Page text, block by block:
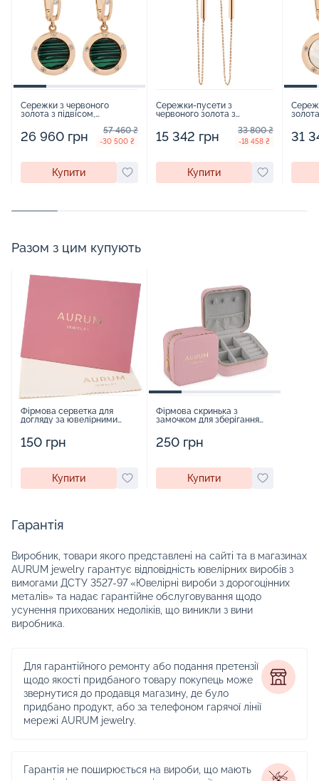
Сережки з червоного
золота з підвісом,
1469321
26 960 грн 57 460 ₴
-30 500 ₴
Купити
Сережки-пусети з
червоного золота з
1503442
15 342 грн 33 800 ₴
-18 458 ₴
Купити
31
Разом з цим купують
Фірмова серветка для
догляду за ювелірними
150 грн
Купити
Фірмова скринька з
замочком для зберігання
250 грн
Купити
Гарантія
Виробник, товари якого представлені на сайті та в магазинах
AURUM jewelry гарантує відповідність ювелірних виробів з
вимогами ДСТУ 3527-97 «Ювелірні вироби з дорогоцінних
металів» та надає гарантійне обслуговування щодо
усунення прихованих недоліків, що виникли з вини
виробника.
Для гарантійного ремонту або подання претензії
щодо якості придбаного товару покупець може
звернутися до продавця магазину, де було
придбано продукт, або за телефоном гарячої лінії
мережі AURUM jewelry.
Гарантія не поширюється на вироби, що мають